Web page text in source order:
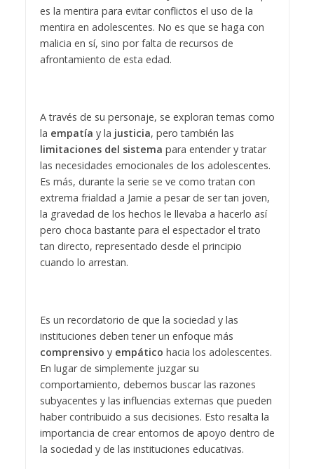
es la mentira para evitar conflictos el uso de la
mentira en adolescentes. No es que se haga con
malicia en sí, sino por falta de recursos de
afrontamiento de esta edad.
A través de su personaje, se exploran temas como
la empatía y la justicia, pero también las
limitaciones del sistema para entender y tratar
las necesidades emocionales de los adolescentes.
Es más, durante la serie se ve como tratan con
extrema frialdad a Jamie a pesar de ser tan joven,
la gravedad de los hechos le llevaba a hacerlo así
pero choca bastante para el espectador el trato
tan directo, representado desde el principio
cuando lo arrestan.
Es un recordatorio de que la sociedad y las
instituciones deben tener un enfoque más
comprensivo y empático hacia los adolescentes.
En lugar de simplemente juzgar su
comportamiento, debemos buscar las razones
subyacentes y las influencias externas que pueden
haber contribuido a sus decisiones. Esto resalta la
importancia de crear entornos de apoyo dentro de
la sociedad y de las instituciones educativas.